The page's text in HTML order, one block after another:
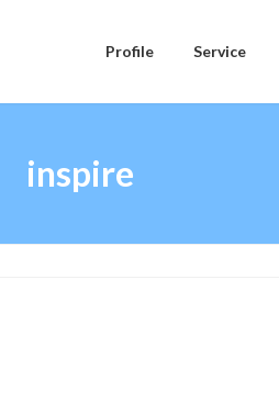
Profile Service
inspire